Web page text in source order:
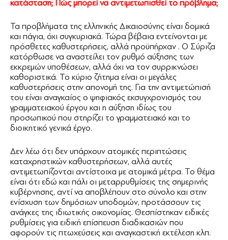
κατάσταση; Πώς μπορεί να αντιμετωπισθεί το πρόβλημα;
Τα προβλήματα της ελληνικής Δικαιοσύνης είναι δομικά
και πάγια, όχι συγκυριακά. Τώρα βέβαια εντείνονται με
πρόσθετες καθυστερήσεις, αλλά προϋπήρχαν . Ο Σύριζα
κατόρθωσε να αναστείλει τον ρυθμό αύξησης των
εκκρεμών υποθέσεων, αλλά όχι να τον συρρικνώσει
καθοριστικά. Το κύριο ζήτημα είναι οι μεγάλες
καθυστερήσεις στην απονομή της. Για την αντιμετώπισή
του είναι αναγκαίος ο ψηφιακός εκσυγχρονισμός του
γραμματειακού έργου και η αύξηση ιδίως του
προσωπικού που στηρίζει το γραμματειακό και το
διοικητικό γενικά έργο.
Δεν λέω ότι δεν υπάρχουν ατομικές περιπτώσεις
καταχρηστικών καθυστερήσεων, αλλά αυτές
αντιμετωπίζονται αντίστοιχα με ατομικά μέτρα. Το θέμα
είναι ότι εδώ και πάλι οι μεταρρυθμίσεις της σημερινής
κυβέρνησης, αντί να αποβλέπουν στο σύνολο και στην
ενίσχυση των δημόσιων υποδομών, προτάσσουν τις
ανάγκες της ιδιωτικής οικονομίας. Θεσπίστηκαν ειδικές
ρυθμίσεις για ειδική επίσπευση διαδικασιών που
αφορούν τις πτωχεύσεις και αναγκαστική εκτέλεση κλπ.